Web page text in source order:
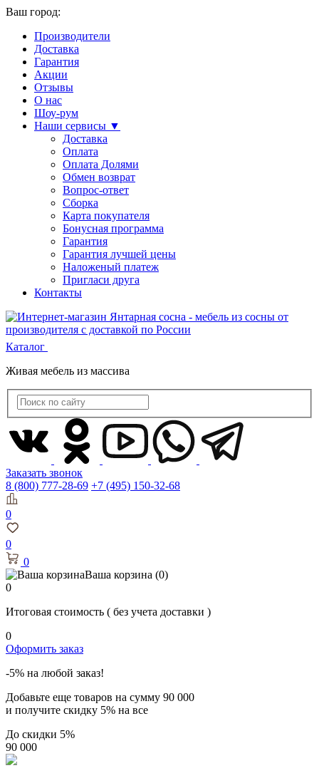
Ваш город:
Производители
Доставка
Гарантия
Акции
Отзывы
О нас
Шоу-рум
Наши сервисы ▼
Доставка
Оплата
Оплата Долями
Обмен возврат
Вопрос-ответ
Сборка
Карта покупателя
Бонусная программа
Гарантия
Гарантия лучшей цены
Наложеный платеж
Пригласи друга
Контакты
Каталог
Живая мебель из массива
Заказать звонок
8 (800) 777-28-69 +7 (495) 150-32-68
0
0
0
Ваша корзина (0)
0
Итоговая стоимость ( без учета доставки )
0
Оформить заказ
-5% на любой заказ!
Добавьте еще товаров на сумму 90 000
и получите скидку 5% на все
До скидки 5%
90 000